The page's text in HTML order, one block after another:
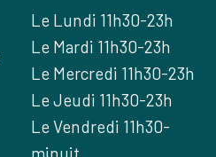
Le Lundi 11h30-23h
Le Mardi 11h30-23h
Le Mercredi 11h30-23h
Le Jeudi 11h30-23h
Le Vendredi 11h30-
minuit